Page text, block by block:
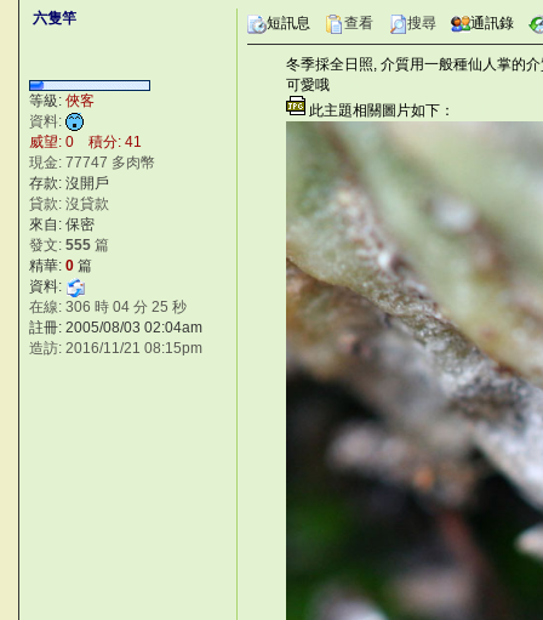
六隻竿
等級: 俠客
資料:
威望: 0 積分: 41
現金: 77747 多肉幣
存款: 沒開戶
貸款: 沒貸款
來自: 保密
發文: 555 篇
精華: 0 篇
資料:
在線: 306 時 04 分 25 秒
註冊: 2005/08/03 02:04am
造訪: 2016/11/21 08:15pm
短訊息 查看 搜尋 通訊錄
冬季採全日照, 介質用一般種仙人掌的
可愛哦
此主題相關圖片如下：